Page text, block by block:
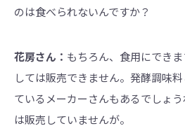
のは食べられないんですか？
花房さん： もちろん、食用にでき
しては販売できません。発酵調味
ているメーカーさんもあるでしょ
は販売していませんが。